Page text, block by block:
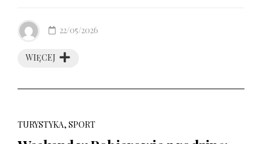
WIĘCEJ
22/05/2026
TURYSTYKA, SPORT